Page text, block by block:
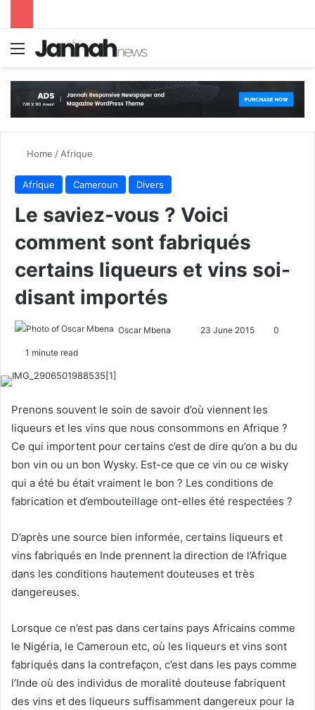
Menu
Home / Afrique
Afrique Cameroun Divers
Le saviez-vous ? Voici
comment sont fabriqués
certains liqueurs et vins soi-
disant importés
Oscar Mbena
n
e
m
a
i
l
23 June 2015 0
1 minute read
Prenons souvent le soin de savoir d’où viennent les
liqueurs et les vins que nous consommons en Afrique ?
Ce qui importent pour certains c’est de dire qu’on a bu du
bon vin ou un bon Wysky. Est-ce que ce vin ou ce wisky
qui a été bu était vraiment le bon ? Les conditions de
fabrication et d’embouteillage ont-elles été respectées ?
D’après une source bien informée, certains liqueurs et
vins fabriqués en Inde prennent la direction de l’Afrique
dans les conditions hautement douteuses et très
dangereuses.
Lorsque ce n’est pas dans certains pays Africains comme
le Nigéria, le Cameroun etc, où les liqueurs et vins sont
fabriqués dans la contrefaçon, c’est dans les pays comme
l’Inde où des individus de moralité douteuse fabriquent
des vins et des liqueurs suffisamment dangereux pour la